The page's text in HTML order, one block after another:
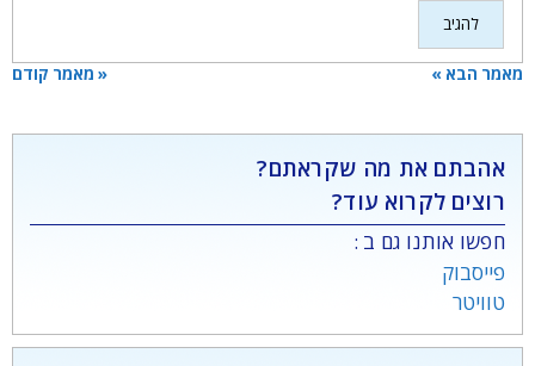
« מאמר קודם מאמר הבא »
אהבתם את מה שקראתם?
רוצים לקרוא עוד?
חפשו אותנו גם ב :
פייסבוק
טוויטר